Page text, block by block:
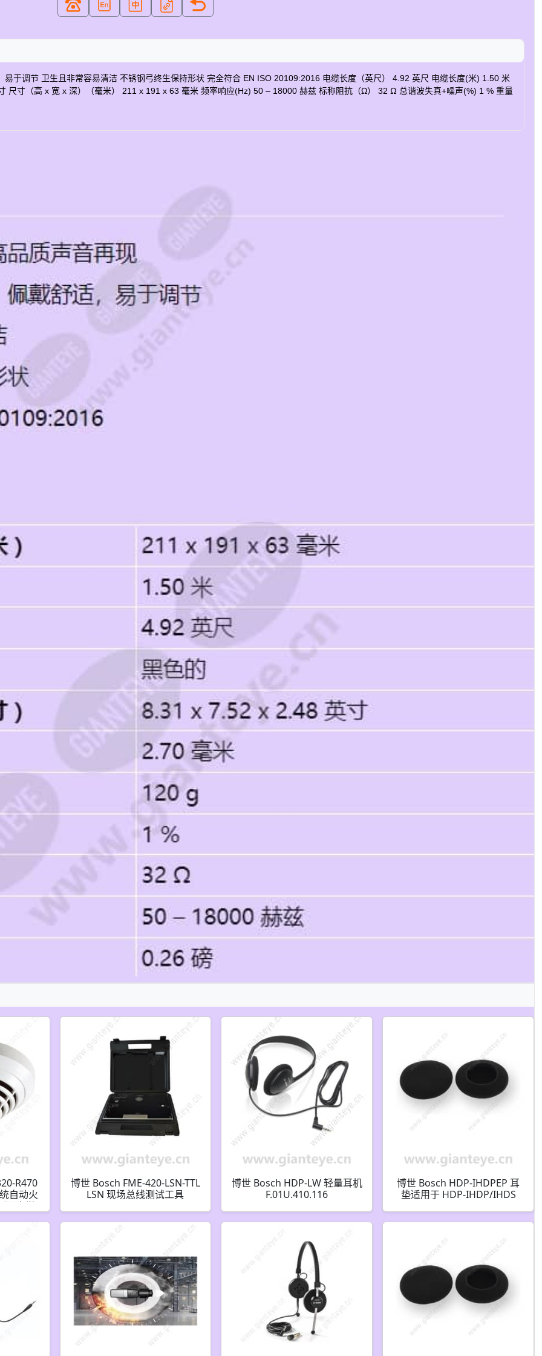
于调节 卫生且非常容易清洁 不锈钢弓终生保持形状 完全符合 EN ISO 20109:2016 电缆长度（英尺） 4.92 英尺 电缆长度(米) 1.50 米
尺寸（高 x 宽 x 深）（毫米） 211 x 191 x 63 毫米 频率响应(Hz) 50 – 18000 赫兹 标称阻抗（Ω） 32 Ω 总谐波失真+噪声(%) 1 % 重量
R470
自动火
器光学/
博世 Bosch FME-420-LSN-TTL
LSN 现场总线测试工具
博世 Bosch HDP-LW 轻量耳机
F.01U.410.116
博世 Bosch HDP-IHDPEP 耳
垫适用于 HDP-IHDP/IHDS